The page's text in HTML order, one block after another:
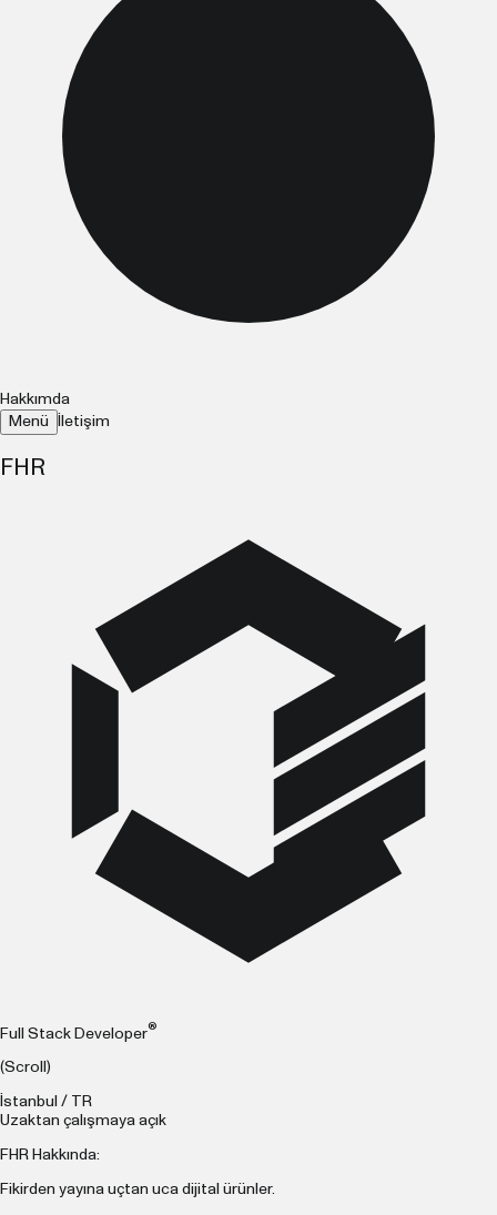
Hakkımda
Menü
İletişim
FHR
Full Stack Developer®
(Scroll)
İstanbul / TR
Uzaktan çalışmaya açık
FHR Hakkında:
Fikirden yayına uçtan uca dijital ürünler.